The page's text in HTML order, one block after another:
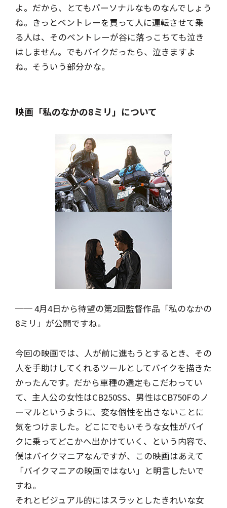
よ。だから、とてもパーソナルなものなんでしょう
ね。きっとベントレーを買って人に運転させて乗
る人は、そのベントレーが谷に落っこちても泣き
はしません。でもバイクだったら、泣きますよ
ね。そういう部分かな。
映画「私のなかの8ミリ」について
── 4月4日から待望の第2回監督作品「私のなかの
8ミリ」が公開ですね。
今回の映画では、人が前に進もうとするとき、その
人を手助けしてくれるツールとしてバイクを描きた
かったんです。だから車種の選定もこだわってい
て、主人公の女性はCB250SS、男性はCB750Fのノ
ーマルというように、変な個性を出さないことに
気をつけました。どこにでもいそうな女性がバイ
クに乗ってどこかへ出かけていく、という内容で、
僕はバイクマニアなんですが、この映画はあえて
「バイクマニアの映画ではない」と明言したいで
すね。
それとビジュアル的にはスラッとしたきれいな女